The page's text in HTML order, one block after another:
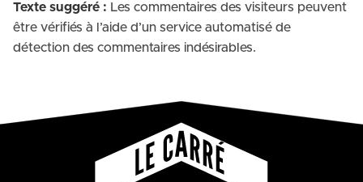
Texte suggéré : Les commentaires des visiteurs peuvent
être vérifiés à l’aide d’un service automatisé de
détection des commentaires indésirables.